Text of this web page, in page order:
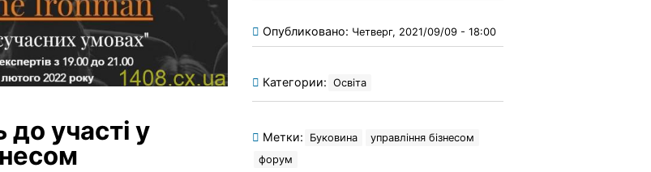
участі у
Опубликовано: Четверг, 2021/09/09 - 18:00
Категории: Освіта
Метки: Буковина
управління бізнесом
форум